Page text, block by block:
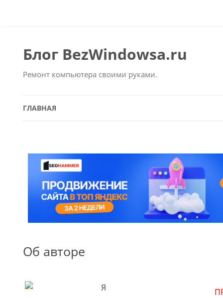
Блог BezWindowsa.ru
Ремонт компьютера своими руками.
ГЛАВНАЯ
Об авторе